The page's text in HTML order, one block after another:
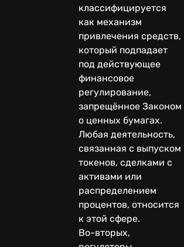
классифицируется
как механизм
привлечения средств,
который подпадает
под действующее
финансовое
регулирование,
запрещённое Законом
о ценных бумагах.
Любая деятельность,
связанная с выпуском
токенов, сделками с
активами или
распределением
процентов, относится
к этой сфере.
Во-вторых,